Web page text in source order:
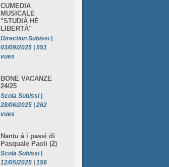
CUMEDIA
MUSICALE
"STUDIÀ HÈ
LIBERTÀ"
Direction Subissi |
03/09/2025 | 551
vues
BONE VACANZE
24/25
Scola Subissi |
28/06/2025 | 262
vues
Nantu à i passi di
Pasquale Paoli (2)
Scola Subissi |
12/05/2025 | 156